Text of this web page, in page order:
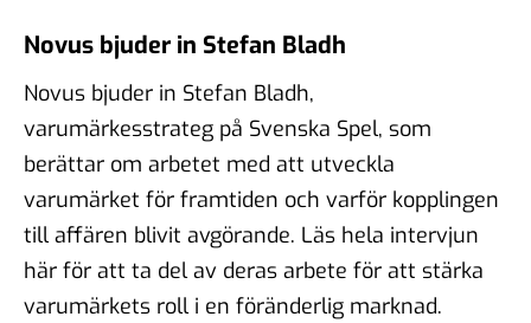
Novus bjuder in Stefan Bladh
Novus bjuder in Stefan Bladh,
varumärkesstrateg på Svenska Spel, som
berättar om arbetet med att utveckla
varumärket för framtiden och varför kopplingen
till affären blivit avgörande. Läs hela intervjun
här för att ta del av deras arbete för att stärka
varumärkets roll i en föränderlig marknad.